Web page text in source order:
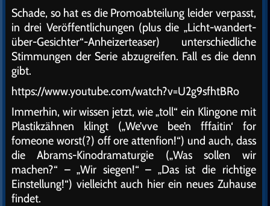
Schade, so hat es die Promoabteilung leider verpasst,
in drei Veröffentlichungen (plus die „Licht-wandert-
über-Gesichter“-Anheizerteaser) unterschiedliche
Stimmungen der Serie abzugreifen. Fall es die denn
gibt.
https://www.youtube.com/watch?v=U2g9sfhtBRo
Immerhin, wir wissen jetzt, wie „toll“ ein Klingone mit
Plastikzähnen klingt („We’vve bee’n fffaitin‘ for
fomeone worst(?) off ore attenfion!“) und auch, dass
die Abrams-Kinodramaturgie („Was sollen wir
machen?“ – „Wir siegen!“ – „Das ist die richtige
Einstellung!“) vielleicht auch hier ein neues Zuhause
findet.